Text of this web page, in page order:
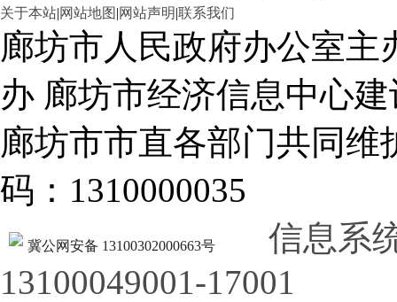
关于本站|网站地图 |网站声明|联系我们
廊坊市人民政府办公室
办 廊坊市经济信息中心建
廊坊市市直各部门共同
码：1310000035
冀公网安备 13100302000663号
信息系
13100049001-17001